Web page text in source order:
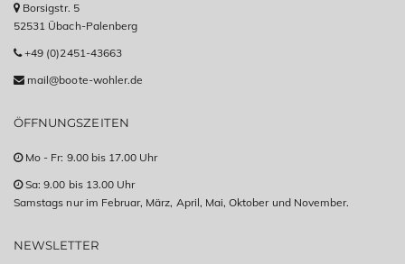
Borsigstr. 5
52531 Übach-Palenberg
+49 (0)2451-43663
mail@boote-wohler.de
ÖFFNUNGSZEITEN
Mo - Fr: 9.00 bis 17.00 Uhr
Sa: 9.00 bis 13.00 Uhr
Samstags nur im Februar, März, April, Mai, Oktober und November.
NEWSLETTER